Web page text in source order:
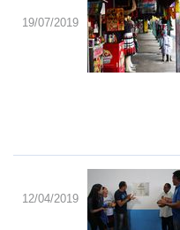
19/07/2019
12/04/2019